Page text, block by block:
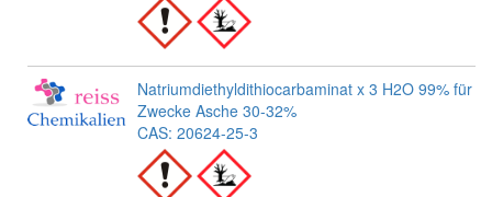
Natriumdiethyldithiocarbaminat x 3 H2O 99% für
Zwecke Asche 30-32%
CAS: 20624-25-3